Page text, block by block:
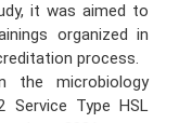
it was aimed to
organized in
process.
the microbiology
Service Type HSL